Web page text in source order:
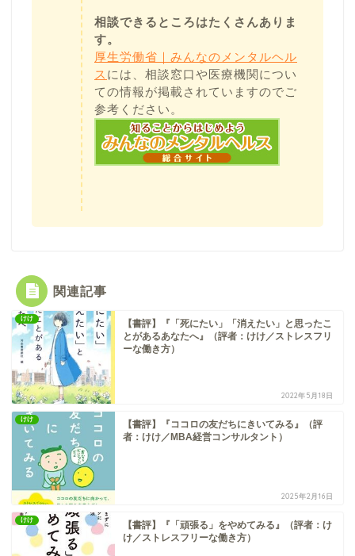
相談できるところはたくさんありま
す。
厚生労働省｜みんなのメンタルヘル
ス には、相談窓口や医療機関につい
ての情報が掲載されていますのでご
参考ください。
関連記事
けけ
【書評】『「死にたい」「消えたい」と思ったこ
とがあるあなたへ』（評者：けけ／ストレスフリ
ーな働き方）
2022年5月18日
けけ
【書評】『ココロの友だちにきいてみる』（評
者：けけ／MBA経営コンサルタント）
2025年2月16日
けけ
【書評】『「頑張る」をやめてみる』（評者：け
け／ストレスフリーな働き方）